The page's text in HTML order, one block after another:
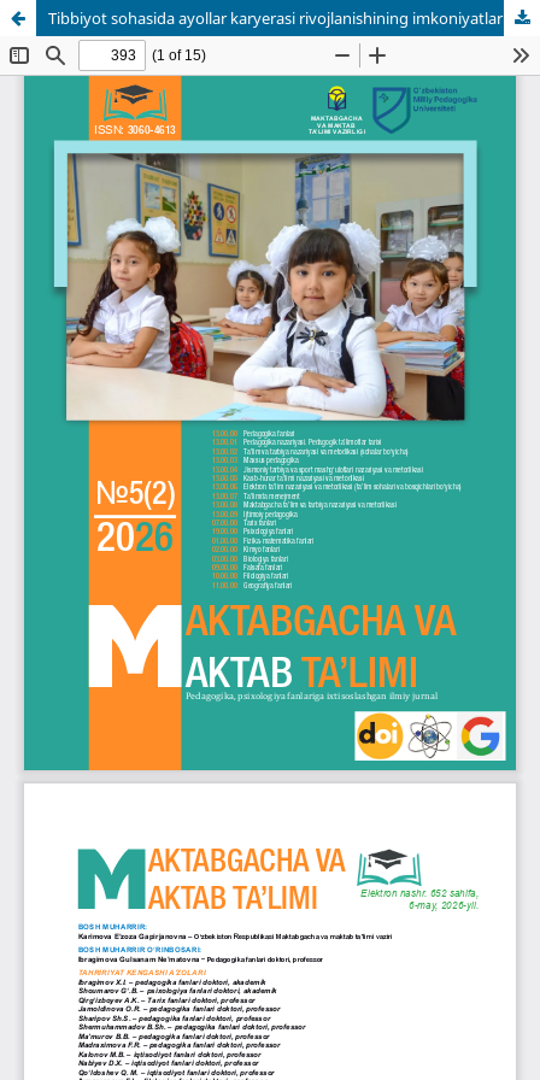
Tibbiyot sohasida ayollar karyerasi rivojlanishining imkoniyatlari va to‘siqlari